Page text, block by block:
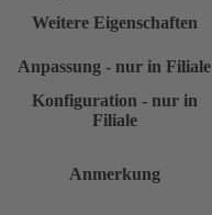
Weitere Eigenschaften
Anpassung - nur in Filiale
Konfiguration - nur in
Filiale
Anmerkung